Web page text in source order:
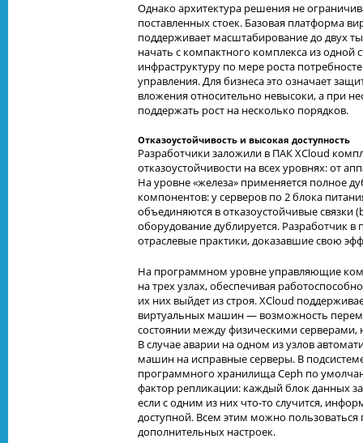
Однако архитектура решения не
поставленных стоек. Базовая платформа
поддерживает масштабирование до двух
начать с компактного комплекса из одной
инфраструктуру по мере роста
управления. Для бизнеса это означает
вложения относительно невысоки, а при
поддержать рост на несколько порядков.
Отказоустойчивость и высокая доступность
Разработчики заложили в ПАК XCloud
отказоустойчивости на всех уровнях: от
На уровне «железа» применяется полное
компонентов: у серверов по 2 блока
объединяются в отказоустойчивые связки
оборудование дублируется. Разработчик
отраслевые практики, доказавшие свою
На программном уровне управляющие
на трех узлах, обеспечивая
их них выйдет из строя. XCloud
виртуальных машин — возможность
состоянии между физическими серверами,
В случае аварии на одном из узлов
машин на исправные серверы. В
программного хранилища Ceph по
фактор репликации: каждый блок данных
если с одним из них что-то случится,
доступной. Всем этим можно пользоваться
дополнительных настроек.